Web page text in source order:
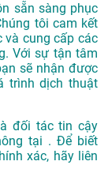
sẵn sàng phục
tôi cam kết
cung cấp các
Với sự tận tâm
sẽ nhận được
trình dịch thuật
đối tác tin cậy
tại . Để biết
xác, hãy liên